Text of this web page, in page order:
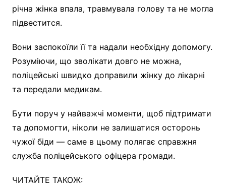
річна жінка впала, травмувала голову та не могла
підвестится.
Вони заспокоїли її та надали необхідну допомогу.
Розуміючи, що зволікати довго не можна,
поліцейські швидко доправили жінку до лікарні
та передали медикам.
Бути поруч у найважчі моменти, щоб підтримати
та допомогти, ніколи не залишатися осторонь
чужої біди — саме в цьому полягає справжня
служба поліцейського офіцера громади.
ЧИТАЙТЕ ТАКОЖ: